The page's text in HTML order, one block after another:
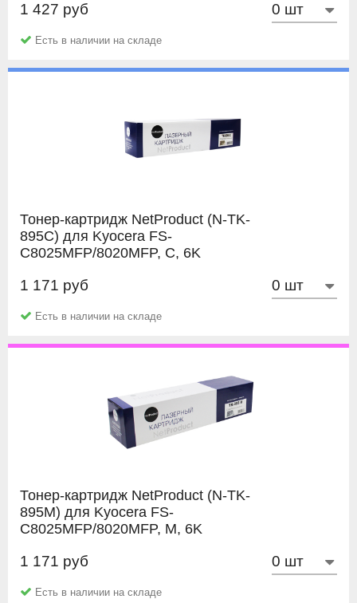
NetProduct
1 427 руб
Есть в наличии на складе
Тонер-картридж NetProduct (N-TK-
895C) для Kyocera FS-
C8025MFP/8020MFP, C, 6K
NetProduct
1 171 руб
Есть в наличии на складе
Тонер-картридж NetProduct (N-TK-
895M) для Kyocera FS-
C8025MFP/8020MFP, M, 6K
NetProduct
1 171 руб
Есть в наличии на складе